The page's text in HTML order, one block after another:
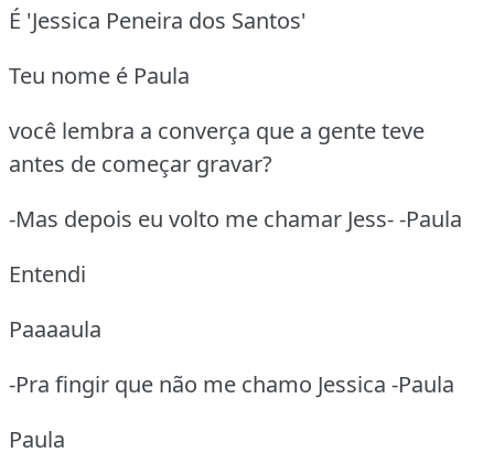
É 'Jessica Peneira dos Santos'
Teu nome é Paula
você lembra a converça que a gente teve
antes de começar gravar?
-Mas depois eu volto me chamar Jess- -Paula
Entendi
Paaaaula
-Pra fingir que não me chamo Jessica -Paula
Paula